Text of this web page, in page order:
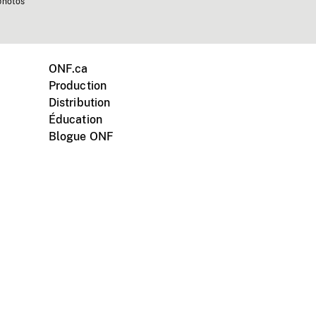
ONF.ca
Production
Distribution
Éducation
Blogue ONF